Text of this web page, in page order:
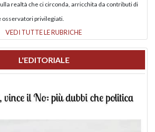
realtà che ci circonda, arricchita da contributi di
privilegiati.
VEDI TUTTE LE RUBRICHE
L'EDITORIALE